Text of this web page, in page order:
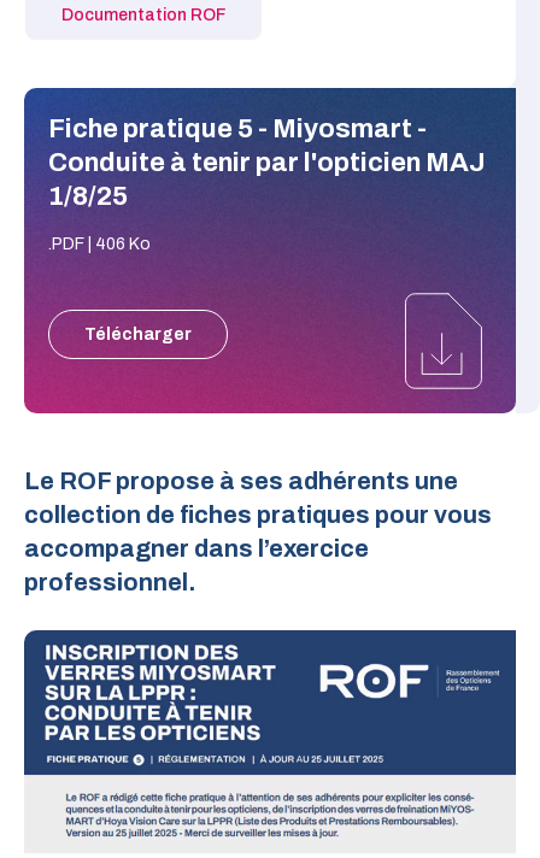
notre syndicat.
santé, formation, indépendance,
Explorez les parcours de formation pour
Documentation ROF
Fiche pratique 5 - Miyosmart -
Conduite à tenir par l'opticien MAJ
1/8/25
.PDF | 406 Ko
Télécharger
Le ROF propose à ses adhérents une
collection de fiches pratiques pour vous
accompagner dans l’exercice
professionnel.